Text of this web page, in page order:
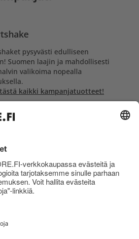
pysyvästi edulliseen
Suomen laajin ja mahdollisesti
valikoima nopealla
kaikki kampanjatuotteet!
seuraavana arkipäivänä!
ostosrahana!